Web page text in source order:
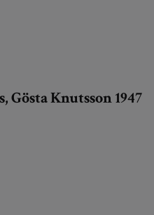
Gösta Knutsson 1947